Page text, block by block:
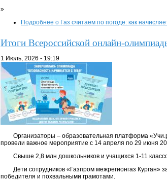
»
Подробнее о Газ считаем по погоде: как
Итоги Всероссийской онлайн-
1 Июль, 2026 - 19:19
Организаторы – образовательная платформа
провели важное мероприятие с 14 апреля по 29 июня
Свыше 2,8 млн дошкольников и учащихся 1-11
Дети сотрудников «Газпром межрегионгаз
победителя и похвальными грамотами.